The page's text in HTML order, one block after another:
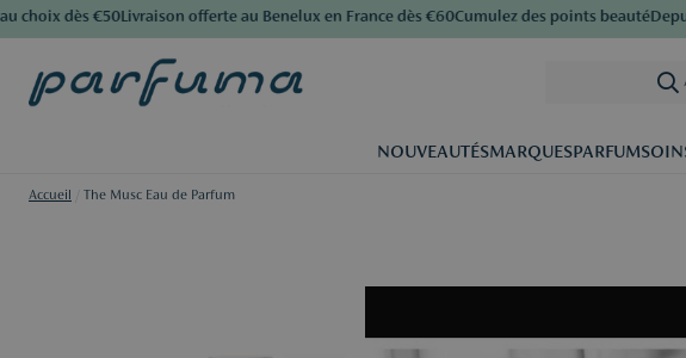
dès €50Livraison offerte au Benelux en France dès €60Cumulez des points beautéDepuis
NOUVEAUTÉSMARQUESPARFUM
Accueil The Musc Eau de Parfum